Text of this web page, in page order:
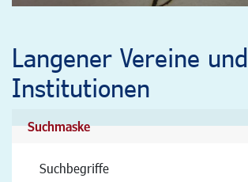
Langener Vereine und
Institutionen
Suchmaske
Suchbegriffe